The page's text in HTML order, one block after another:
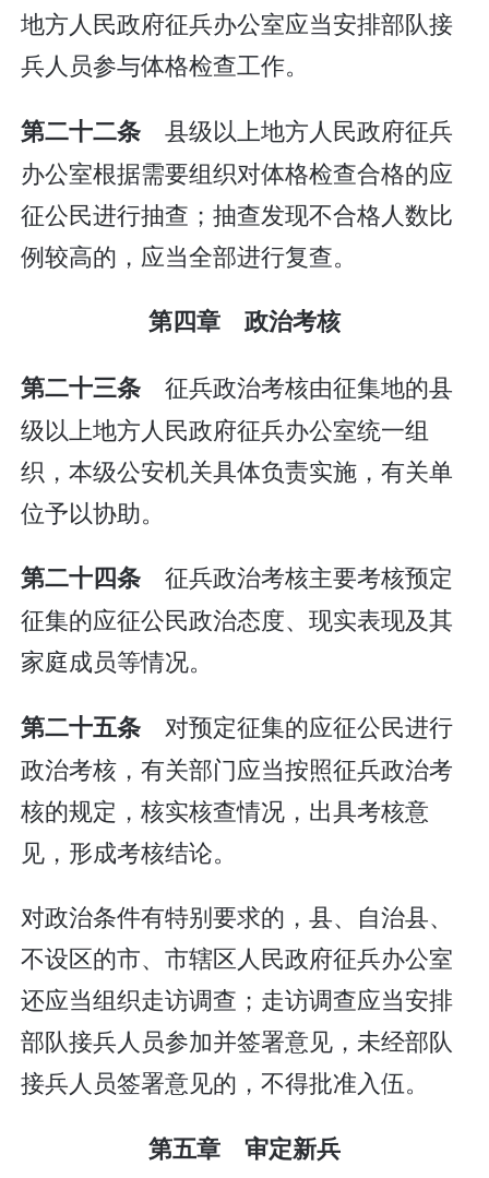
地方人民政府征兵办公室应当安排部队接
兵人员参与体格检查工作。
第二十二条 县级以上地方人民政府征兵
办公室根据需要组织对体格检查合格的应
征公民进行抽查；抽查发现不合格人数比
例较高的，应当全部进行复查。
第四章 政治考核
第二十三条 征兵政治考核由征集地的县
级以上地方人民政府征兵办公室统一组
织，本级公安机关具体负责实施，有关单
位予以协助。
第二十四条 征兵政治考核主要考核预定
征集的应征公民政治态度、现实表现及其
家庭成员等情况。
第二十五条 对预定征集的应征公民进行
政治考核，有关部门应当按照征兵政治考
核的规定，核实核查情况，出具考核意
见，形成考核结论。
对政治条件有特别要求的，县、自治县、
不设区的市、市辖区人民政府征兵办公室
还应当组织走访调查；走访调查应当安排
部队接兵人员参加并签署意见，未经部队
接兵人员签署意见的，不得批准入伍。
第五章 审定新兵